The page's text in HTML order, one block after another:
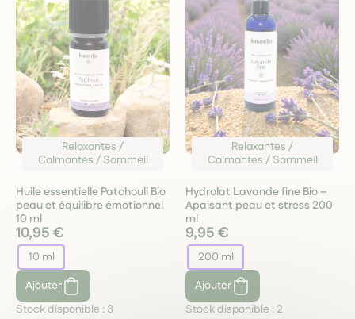
Relaxantes /
Calmantes / Sommeil
Huile essentielle Patchouli Bio
peau et équilibre émotionnel
10 ml
10,95 €
10 ml
Ajouter
Stock disponible : 3
Relaxantes /
Calmantes / Sommeil
Hydrolat Lavande fine Bio –
Apaisant peau et stress 200
ml
9,95 €
200 ml
Ajouter
Stock disponible : 2